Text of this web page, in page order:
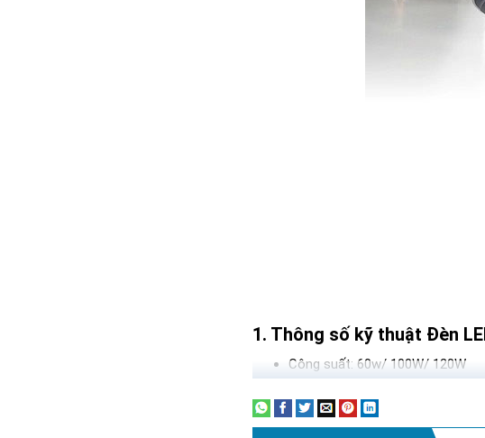
Thông số kỹ thuật Đèn
Công suất: 60w/ 100W/ 120W
Quang thông: 15600Lm, 130lm/W
Chip Led: 200 Chip LED SMD